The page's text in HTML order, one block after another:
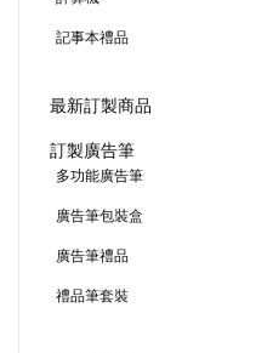
記事本禮品
最新訂製商品
訂製廣告筆
多功能廣告筆
廣告筆包裝盒
廣告筆禮品
禮品筆套裝